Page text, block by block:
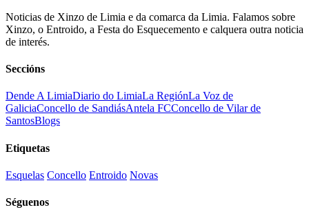
Noticias de Xinzo de Limia e da comarca da Limia. Falamos sobre
Xinzo, o Entroido, a Festa do Esquecemento e calquera outra noticia
de interés.
Seccións
Dende A LimiaDiario do LimiaLa RegiónLa Voz de
GaliciaConcello de SandiásAntela FCConcello de Vilar de
SantosBlogs
Etiquetas
Esquelas Concello Entroido Novas
Séguenos